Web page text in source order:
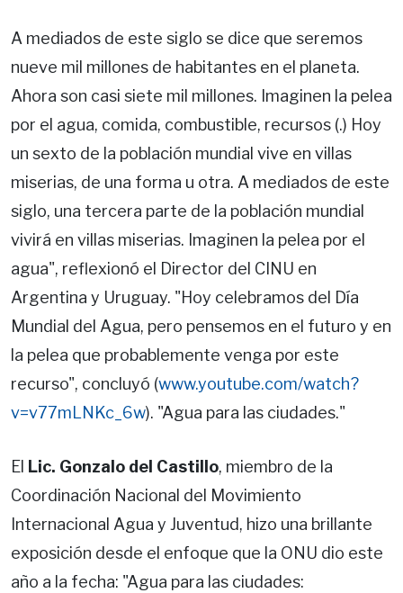
A mediados de este siglo se dice que seremos
nueve mil millones de habitantes en el planeta.
Ahora son casi siete mil millones. Imaginen la pelea
por el agua, comida, combustible, recursos (.) Hoy
un sexto de la población mundial vive en villas
miserias, de una forma u otra. A mediados de este
siglo, una tercera parte de la población mundial
vivirá en villas miserias. Imaginen la pelea por el
agua", reflexionó el Director del CINU en
Argentina y Uruguay. "Hoy celebramos del Día
Mundial del Agua, pero pensemos en el futuro y en
la pelea que probablemente venga por este
recurso", concluyó (www.youtube.com/watch?
v=v77mLNKc_6w). "Agua para las ciudades."
El Lic. Gonzalo del Castillo, miembro de la
Coordinación Nacional del Movimiento
Internacional Agua y Juventud, hizo una brillante
exposición desde el enfoque que la ONU dio este
año a la fecha: "Agua para las ciudades: